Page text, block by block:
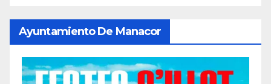
Ayuntamiento De Manacor